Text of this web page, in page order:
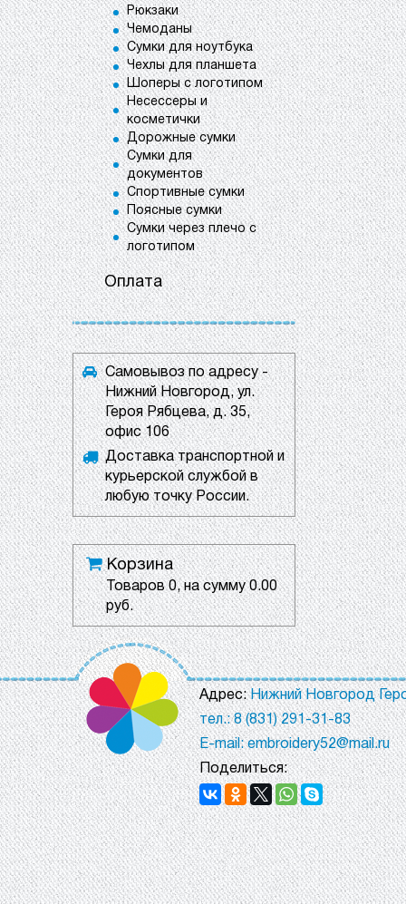
Рюкзаки
Чемоданы
Сумки для ноутбука
Чехлы для планшета
Шоперы с логотипом
Несессеры и
косметички
Дорожные сумки
Сумки для
документов
Спортивные сумки
Поясные сумки
Сумки через плечо с
логотипом
Оплата
Самовывоз по адресу -
Нижний Новгород, ул.
Героя Рябцева, д. 35,
офис 106
Доставка транспортной и
курьерской службой в
любую точку России.
Корзина
Товаров0, на сумму0.00
руб.
Адрес:Нижний Новгород
тел.: 8 (831) 291-31-83
E-mail: embroidery52@mail.ru
Поделиться: